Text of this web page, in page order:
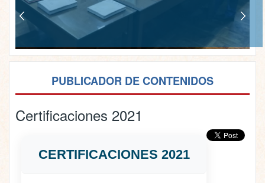
PUBLICADOR DE CONTENIDOS
Certificaciones 2021
CERTIFICACIONES 2021